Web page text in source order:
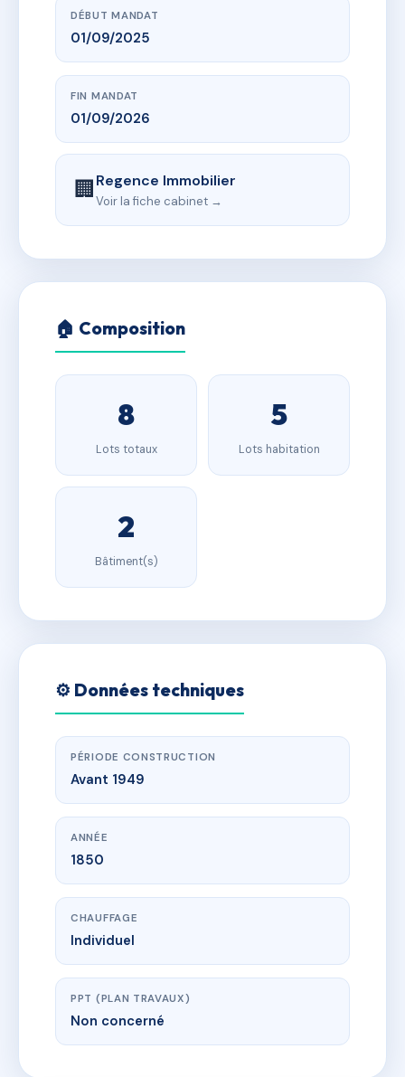
DÉBUT MANDAT
01/09/2025
FIN MANDAT
01/09/2026
🏢Regence Immobilier
Voir la fiche cabinet →
🏠 Composition
8
Lots totaux
5
Lots habitation
2
Bâtiment(s)
⚙️ Données techniques
PÉRIODE CONSTRUCTION
Avant 1949
ANNÉE
1850
CHAUFFAGE
Individuel
PPT (PLAN TRAVAUX)
Non concerné